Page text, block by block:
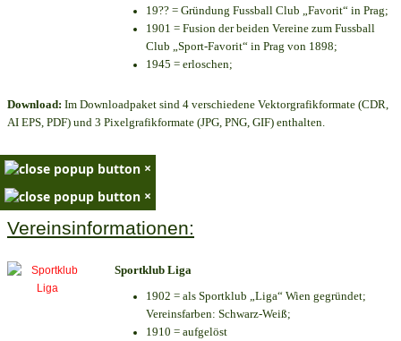
19?? = Gründung Fussball Club „Favorit“ in Prag;
1901 = Fusion der beiden Vereine zum Fussball
Club „Sport-Favorit“ in Prag von 1898;
1945 = erloschen;
Download: Im Downloadpaket sind 4 verschiedene Vektorgrafikformate (CDR,
AI EPS, PDF) und 3 Pixelgrafikformate (JPG, PNG, GIF) enthalten.
×
×
Vereinsinformationen:
Sportklub Liga
1902 = als Sportklub „Liga“ Wien gegründet;
Vereinsfarben: Schwarz-Weiß;
1910 = aufgelöst